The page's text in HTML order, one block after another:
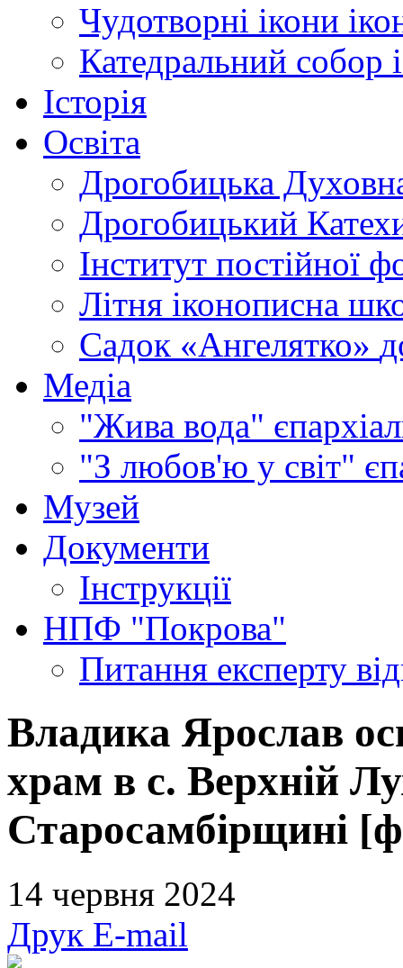
Чудотворні ікони
Катедральний собор
Історія
Освіта
Дрогобицька
Дрогобицький
Інститут постійної
Літня іконописна
Садок «Ангелятко»
Медіа
"Жива вода"
"З любов'ю у світ"
Музей
Документи
Інструкції
НПФ "Покрова"
Питання експерту
Владика Ярослав
храм в с. Верхній
Старосамбірщині
14 червня 2024
Друк E-mail